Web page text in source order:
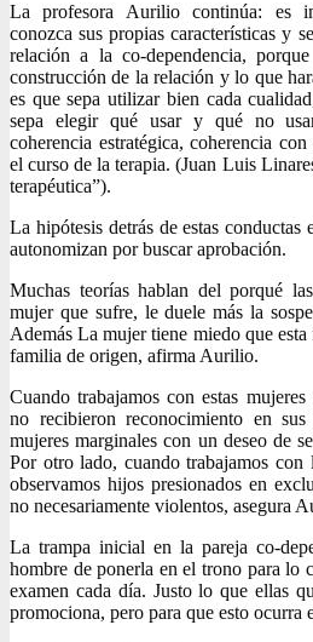
La profesora Aurilio continúa: es
conozca sus propias características y
relación a la co-dependencia,
construcción de la relación y lo que
es que sepa utilizar bien cada
sepa elegir qué usar y qué no
coherencia estratégica, coherencia
el curso de la terapia. (Juan Luis
terapéutica”).
La hipótesis detrás de estas conductas
autonomizan por buscar aprobación.
Muchas teorías hablan del porqué
mujer que sufre, le duele más la
Además La mujer tiene miedo que esta
familia de origen, afirma Aurilio.
Cuando trabajamos con estas
no recibieron reconocimiento en
mujeres marginales con un deseo de
Por otro lado, cuando trabajamos con
observamos hijos presionados en
no necesariamente violentos, asegura
La trampa inicial en la pareja co-
hombre de ponerla en el trono para lo
examen cada día. Justo lo que ellas
promociona, pero para que esto ocurra